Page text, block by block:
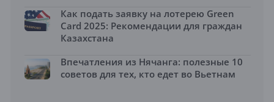
Как подать заявку на лотерею Green
Card 2025: Рекомендации для граждан
Казахстана
Впечатления из Нячанга: полезные 10
советов для тех, кто едет во Вьетнам